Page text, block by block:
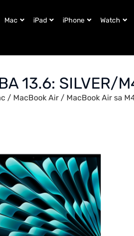
Mac iPad iPhone Watch
13.6: SILVER/
/ MacBook Air/ MacBook Air sa